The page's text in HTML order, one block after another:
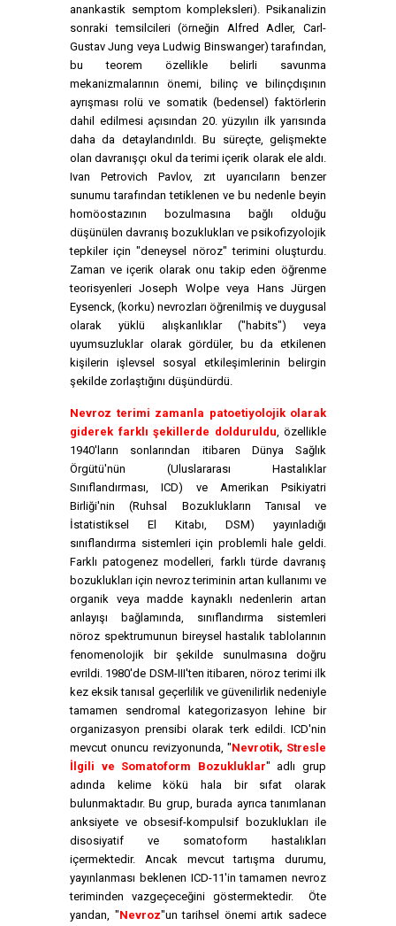
anankastik semptom kompleksleri). Psikanalizin
sonraki temsilcileri (örneğin Alfred Adler, Carl-
Gustav Jung veya Ludwig Binswanger) tarafından,
bu teorem özellikle belirli savunma
mekanizmalarının önemi, bilinç ve bilinçdışının
ayrışması rolü ve somatik (bedensel) faktörlerin
dahil edilmesi açısından 20. yüzyılın ilk yarısında
daha da detaylandırıldı. Bu süreçte, gelişmekte
olan davranışçı okul da terimi içerik olarak ele aldı.
Ivan Petrovich Pavlov, zıt uyarıcıların benzer
sunumu tarafından tetiklenen ve bu nedenle beyin
homöostazının bozulmasına bağlı olduğu
düşünülen davranış bozuklukları ve psikofizyolojik
tepkiler için "deneysel nöroz" terimini oluşturdu.
Zaman ve içerik olarak onu takip eden öğrenme
teorisyenleri Joseph Wolpe veya Hans Jürgen
Eysenck, (korku) nevrozları öğrenilmiş ve duygusal
olarak yüklü alışkanlıklar ("habits") veya
uyumsuzluklar olarak gördüler, bu da etkilenen
kişilerin işlevsel sosyal etkileşimlerinin belirgin
şekilde zorlaştığını düşündürdü.
Nevroz terimi zamanla patoetiyolojik olarak
giderek farklı şekillerde dolduruldu, özellikle
1940'ların sonlarından itibaren Dünya Sağlık
Örgütü'nün (Uluslararası Hastalıklar
Sınıflandırması, ICD) ve Amerikan Psikiyatri
Birliği'nin (Ruhsal Bozuklukların Tanısal ve
İstatistiksel El Kitabı, DSM) yayınladığı
sınıflandırma sistemleri için problemli hale geldi.
Farklı patogenez modelleri, farklı türde davranış
bozuklukları için nevroz teriminin artan kullanımı ve
organik veya madde kaynaklı nedenlerin artan
anlayışı bağlamında, sınıflandırma sistemleri
nöroz spektrumunun bireysel hastalık tablolarının
fenomenolojik bir şekilde sunulmasına doğru
evrildi. 1980'de DSM-III'ten itibaren, nöroz terimi ilk
kez eksik tanısal geçerlilik ve güvenilirlik nedeniyle
tamamen sendromal kategorizasyon lehine bir
organizasyon prensibi olarak terk edildi. ICD'nin
mevcut onuncu revizyonunda, "Nevrotik, Stresle
İlgili ve Somatoform Bozukluklar" adlı grup
adında kelime kökü hala bir sıfat olarak
bulunmaktadır. Bu grup, burada ayrıca tanımlanan
anksiyete ve obsesif-kompulsif bozuklukları ile
disosiyatif ve somatoform hastalıkları
içermektedir. Ancak mevcut tartışma durumu,
yayınlanması beklenen ICD-11'in tamamen nevroz
teriminden vazgeçeceğini göstermektedir. Öte
yandan, "Nevroz"un tarihsel önemi artık sadece